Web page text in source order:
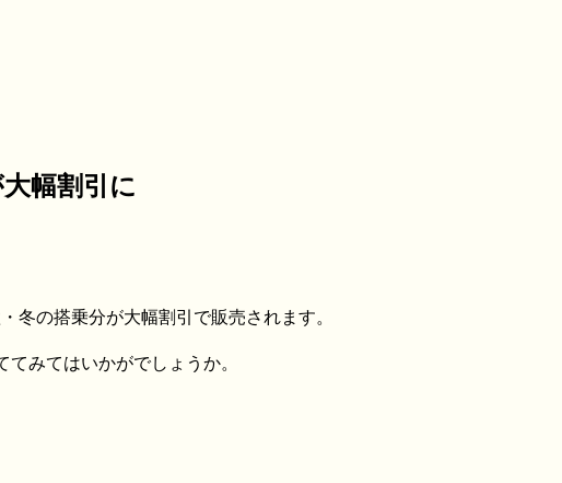
幅割引に
冬の搭乗分が大幅割引で販売されます。
みてはいかがでしょうか。